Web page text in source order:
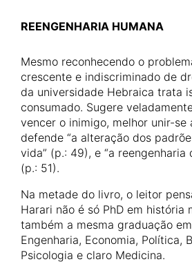
REENGENHARIA HUMANA
Mesmo reconhecendo o
crescente e indiscriminado de
da universidade Hebraica trata
consumado. Sugere
vencer o inimigo, melhor unir-se
defende “a alteração dos
vida” (p.: 49), e “a reengenharia
(p.: 51).
Na metade do livro, o leitor
Harari não é só PhD em história
também a mesma graduação
Engenharia, Economia, Política,
Psicologia e claro Medicina.